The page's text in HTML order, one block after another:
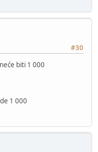
#30
biti 1 000
1 000